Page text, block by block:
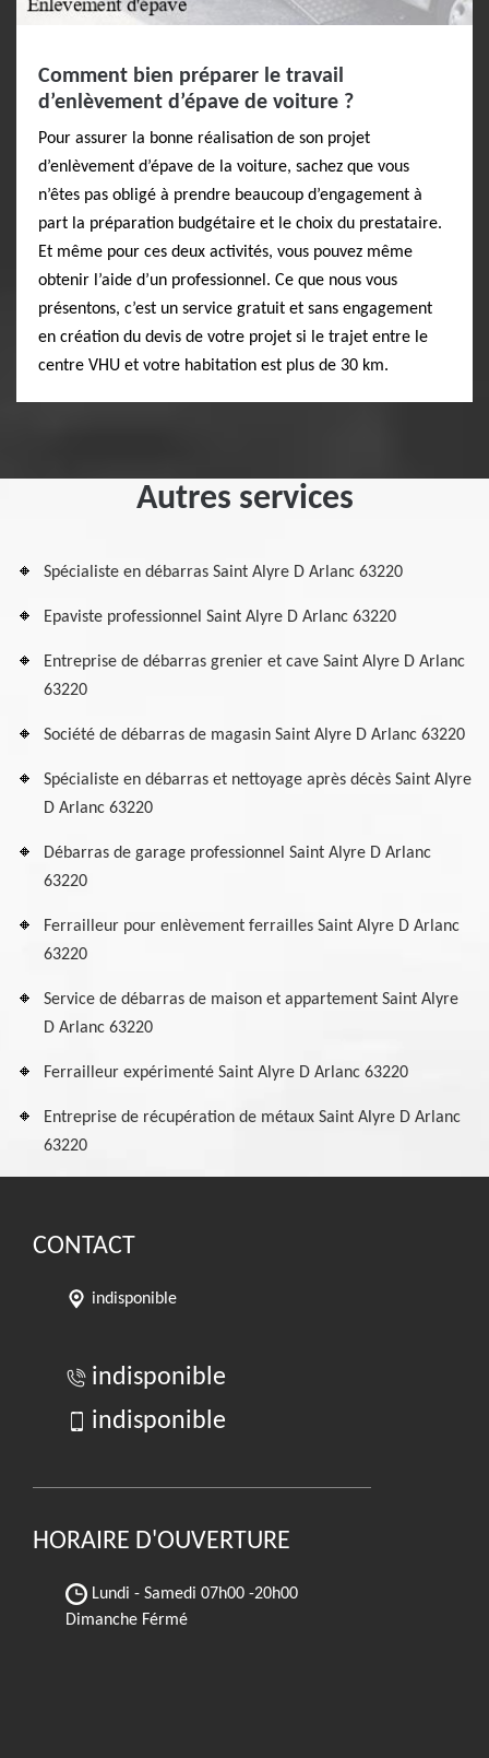
Comment bien préparer le travail
d’enlèvement d’épave de voiture ?
Pour assurer la bonne réalisation de son projet
d’enlèvement d’épave de la voiture, sachez que vous
n’êtes pas obligé à prendre beaucoup d’engagement à
part la préparation budgétaire et le choix du prestataire.
Et même pour ces deux activités, vous pouvez même
obtenir l’aide d’un professionnel. Ce que nous vous
présentons, c’est un service gratuit et sans engagement
en création du devis de votre projet si le trajet entre le
centre VHU et votre habitation est plus de 30 km.
Autres services
Spécialiste en débarras Saint Alyre D Arlanc 63220
Epaviste professionnel Saint Alyre D Arlanc 63220
Entreprise de débarras grenier et cave Saint Alyre D Arlanc
63220
Société de débarras de magasin Saint Alyre D Arlanc 63220
Spécialiste en débarras et nettoyage après décès Saint Alyre
D Arlanc 63220
Débarras de garage professionnel Saint Alyre D Arlanc
63220
Ferrailleur pour enlèvement ferrailles Saint Alyre D Arlanc
63220
Service de débarras de maison et appartement Saint Alyre
D Arlanc 63220
Ferrailleur expérimenté Saint Alyre D Arlanc 63220
Entreprise de récupération de métaux Saint Alyre D Arlanc
63220
CONTACT
indisponible
indisponible
indisponible
HORAIRE D'OUVERTURE
Lundi - Samedi 07h00 -20h00
Dimanche Férmé